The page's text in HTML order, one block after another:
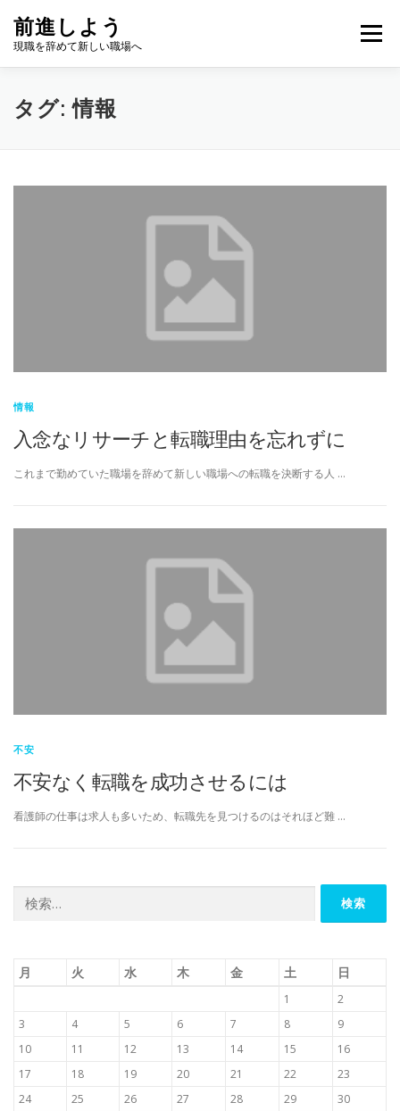
前進しよう
現職を辞めて新しい職場へ
メニュー
タグ:情報
情報
入念なリサーチと転職理由を忘れずに
これまで勤めていた職場を辞めて新しい職場への転職を決断する人 …
不安
不安なく転職を成功させるには
看護師の仕事は求人も多いため、転職先を見つけるのはそれほど難 …
索:
月 火 水 木 金 土 日
1
2
3
4 5 6 7 8
9
10
11 12 13 14 15
16
17
18 19 20 21 22
23
24
25 26 27 28 29
30